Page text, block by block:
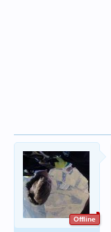
Offline